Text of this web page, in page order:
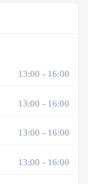
13:00 - 16:00
13:00 - 16:00
13:00 - 16:00
13:00 - 16:00